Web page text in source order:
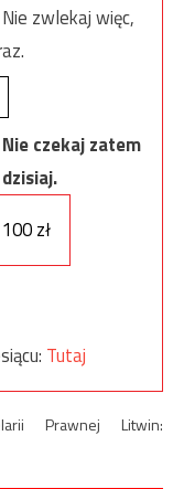
zwlekaj więc,
czekaj zatem
100 zł
Tutaj
Prawnej Litwin: